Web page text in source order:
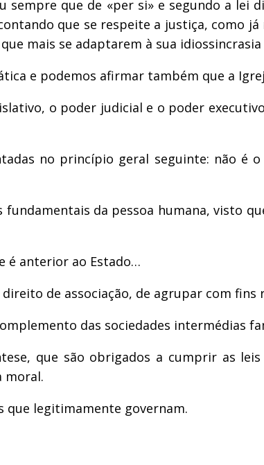
sempre que de «per si» e segundo a
que se respeite a justiça, como já
mais se adaptarem à sua
e podemos afirmar também que a
o poder judicial e o poder
no princípio geral seguinte: não é
da pessoa humana, visto
é anterior ao Estado…
de associação, de agrupar com
das sociedades intermédias
que são obrigados a cumprir as
moral.
que legitimamente governam.